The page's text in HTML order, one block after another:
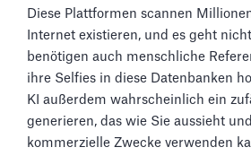
Diese Plattformen scannen
Internet existieren, und es geht
benötigen auch menschliche
ihre Selfies in diese Datenbanken
KI außerdem wahrscheinlich ein
generieren, das wie Sie aussieht
kommerzielle Zwecke verwenden